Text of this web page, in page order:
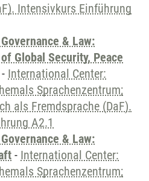
Intensivkurs Einführung
& Law:
Global Security, Peace
- International Center:
Sprachenzentrum;
als Fremdsprache (DaF).
A2.1
& Law:
- International Center:
Sprachenzentrum;